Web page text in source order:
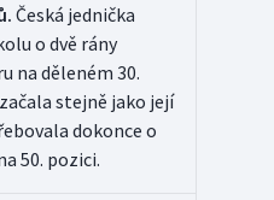
Česká jednička
o dvě rány
na děleném 30.
stejně jako její
dokonce o
50. pozici.